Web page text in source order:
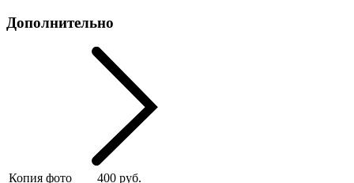
Дополнительно
Копия фото
400 руб.